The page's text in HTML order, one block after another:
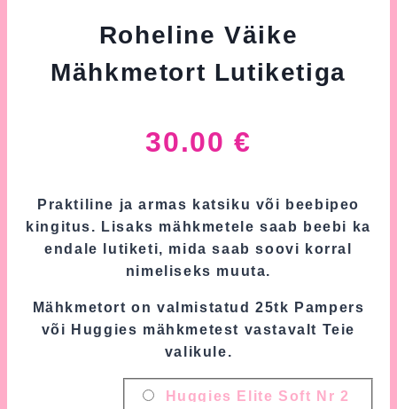
Roheline Väike
Mähkmetort Lutiketiga
30.00 €
Praktiline ja armas katsiku või beebipeo
kingitus. Lisaks mähkmetele saab beebi ka
endale lutiketi, mida saab soovi korral
nimeliseks muuta.
Mähkmetort on valmistatud 25tk Pampers
või Huggies mähkmetest vastavalt Teie
valikule.
Huggies Elite Soft Nr 2